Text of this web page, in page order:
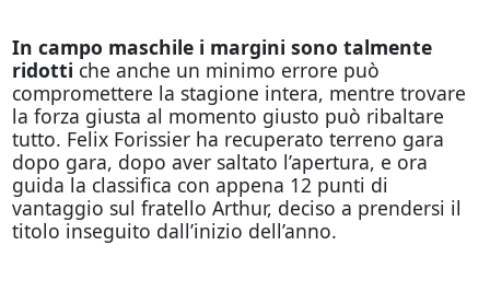
In campo maschile i margini sono talmente
ridotti che anche un minimo errore può
compromettere la stagione intera, mentre trovare
la forza giusta al momento giusto può ribaltare
tutto. Felix Forissier ha recuperato terreno gara
dopo gara, dopo aver saltato l’apertura, e ora
guida la classifica con appena 12 punti di
vantaggio sul fratello Arthur, deciso a prendersi il
titolo inseguito dall’inizio dell’anno.